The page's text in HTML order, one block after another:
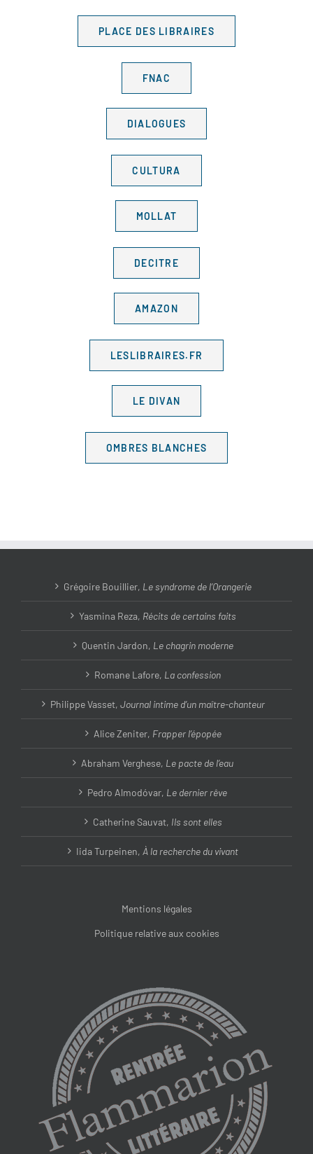
PLACE DES LIBRAIRES
FNAC
DIALOGUES
CULTURA
MOLLAT
DECITRE
AMAZON
LESLIBRAIRES.FR
LE DIVAN
OMBRES BLANCHES
Grégoire Bouillier, Le syndrome de l’Orangerie
Yasmina Reza, Récits de certains faits
Quentin Jardon, Le chagrin moderne
Romane Lafore, La confession
Philippe Vasset, Journal intime d’un maître-chanteur
Alice Zeniter, Frapper l’épopée
Abraham Verghese, Le pacte de l’eau
Pedro Almodóvar, Le dernier rêve
Catherine Sauvat, Ils sont elles
Iida Turpeinen, À la recherche du vivant
Mentions légales
Politique relative aux cookies